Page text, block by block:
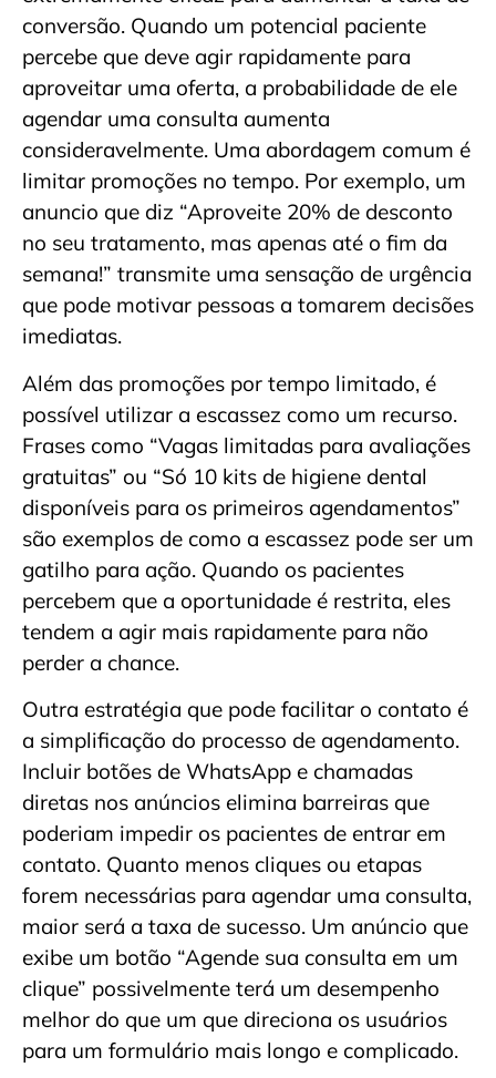
conversão. Quando um potencial paciente
percebe que deve agir rapidamente para
aproveitar uma oferta, a probabilidade de ele
agendar uma consulta aumenta
consideravelmente. Uma abordagem comum é
limitar promoções no tempo. Por exemplo, um
anuncio que diz “Aproveite 20% de desconto
no seu tratamento, mas apenas até o fim da
semana!” transmite uma sensação de urgência
que pode motivar pessoas a tomarem decisões
imediatas.
Além das promoções por tempo limitado, é
possível utilizar a escassez como um recurso.
Frases como “Vagas limitadas para avaliações
gratuitas” ou “Só 10 kits de higiene dental
disponíveis para os primeiros agendamentos”
são exemplos de como a escassez pode ser um
gatilho para ação. Quando os pacientes
percebem que a oportunidade é restrita, eles
tendem a agir mais rapidamente para não
perder a chance.
Outra estratégia que pode facilitar o contato é
a simplificação do processo de agendamento.
Incluir botões de WhatsApp e chamadas
diretas nos anúncios elimina barreiras que
poderiam impedir os pacientes de entrar em
contato. Quanto menos cliques ou etapas
forem necessárias para agendar uma consulta,
maior será a taxa de sucesso. Um anúncio que
exibe um botão “Agende sua consulta em um
clique” possivelmente terá um desempenho
melhor do que um que direciona os usuários
para um formulário mais longo e complicado.